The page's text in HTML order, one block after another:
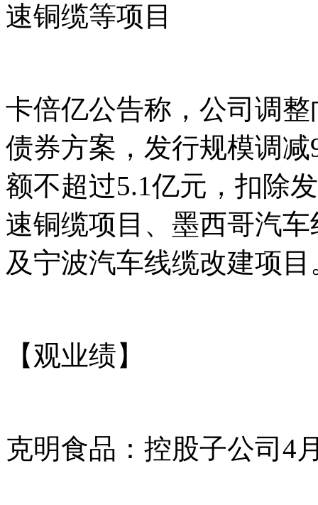
速铜缆等项目
卡倍亿公告称，公司调
债券方案，发行规模调
额不超过5.1亿元，扣除
速铜缆项目、墨西哥汽
及宁波汽车线缆改建项目
【观业绩】
克明食品：控股子公司4